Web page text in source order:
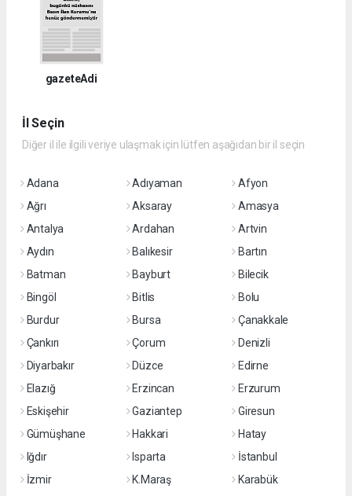
gazeteAdi
İl Seçin
Diğer il ile ilgili veriye ulaşmak için lütfen aşağıdan bir il seçin
Adana Adıyaman
Afyon
Ağrı
Aksaray
Amasya
Antalya
Ardahan
Artvin
Aydın
Balıkesir
Bartın
Batman
Bayburt
Bilecik
Bingöl
Bitlis
Bolu
Burdur
Bursa
Çanakkale
Çankırı
Çorum
Denizli
Diyarbakır
Düzce
Edirne
Elazığ
Erzincan
Erzurum
Eskişehir
Gaziantep
Giresun
Gümüşhane
Hakkari
Hatay
Iğdır
Isparta
İstanbul
İzmir
K.Maraş
Karabük